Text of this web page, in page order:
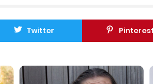
Twitter Pinterest